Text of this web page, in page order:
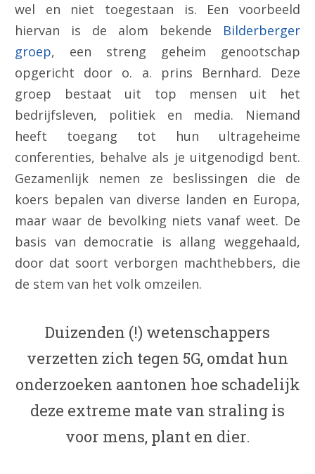
wel en niet toegestaan is. Een voorbeeld
hiervan is de alom bekende Bilderberger
groep, een streng geheim genootschap
opgericht door o. a. prins Bernhard. Deze
groep bestaat uit top mensen uit het
bedrijfsleven, politiek en media. Niemand
heeft toegang tot hun ultrageheime
conferenties, behalve als je uitgenodigd bent.
Gezamenlijk nemen ze beslissingen die de
koers bepalen van diverse landen en Europa,
maar waar de bevolking niets vanaf weet. De
basis van democratie is allang weggehaald,
door dat soort verborgen machthebbers, die
de stem van het volk omzeilen.
Duizenden (!) wetenschappers
verzetten zich tegen 5G, omdat hun
onderzoeken aantonen hoe schadelijk
deze extreme mate van straling is
voor mens, plant en dier.